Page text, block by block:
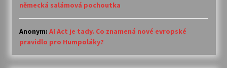
německá salámová pochoutka
Anonym: AI Act je tady. Co znamená nové evropské
pravidlo pro Humpoláky?